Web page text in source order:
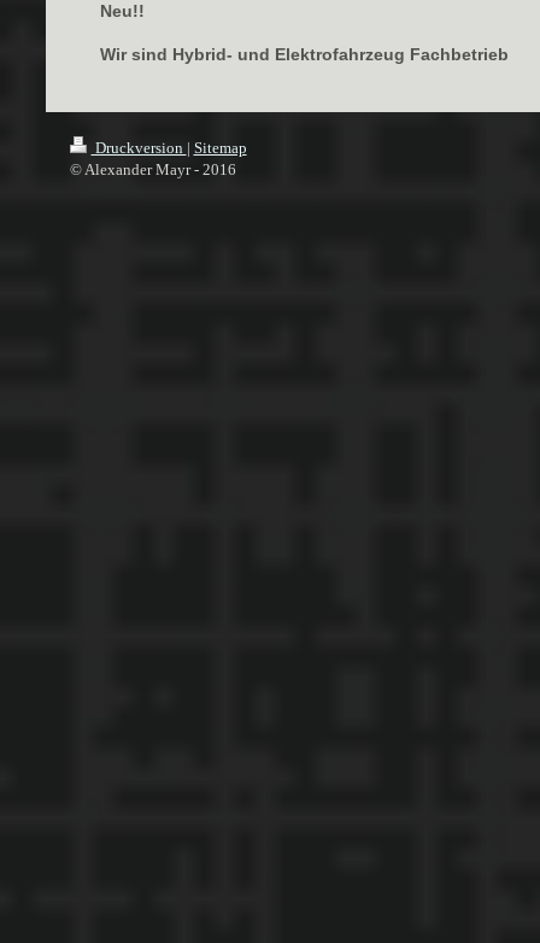
Neu!!
Wir sind Hybrid- und Elektrofahrzeug Fachbetrieb
Druckversion | Sitemap
© Alexander Mayr - 2016